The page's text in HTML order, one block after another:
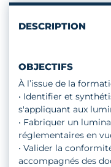
LUMINAIRES
MAÎTRISER
AUX
NORMES
DESCRIPTION
OBJECTIFS
À l’issue de la
• Identifier et
s'appliquant aux
• Fabriquer un
réglementaires en
• Valider la
accompagnés des